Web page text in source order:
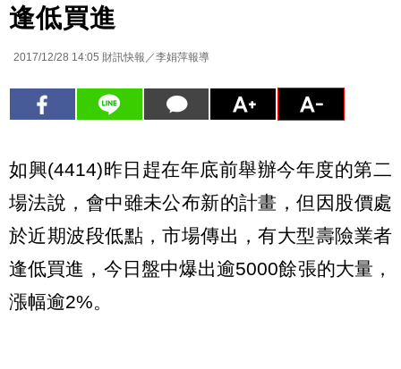
逢低買進
2017/12/28 14:05 財訊快報／李娟萍報導
如興(4414)昨日趕在年底前舉辦今年度的第二
場法說，會中雖未公布新的計畫，但因股價處
於近期波段低點，市場傳出，有大型壽險業者
逢低買進，今日盤中爆出逾5000餘張的大量，
漲幅逾2%。